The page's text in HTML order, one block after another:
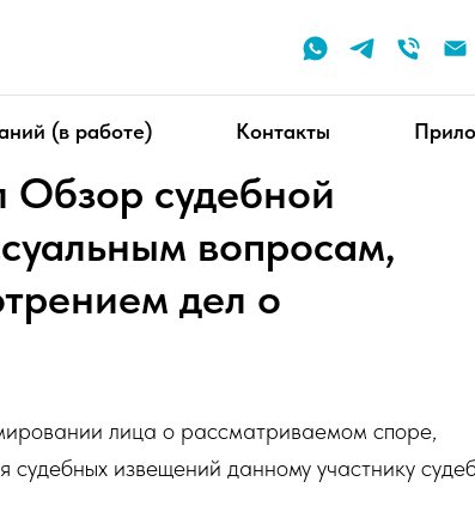
(в работе) Контакты
Обзор судебной
вопросам,
дел о
лица о рассматриваемом споре,
извещений данному участнику